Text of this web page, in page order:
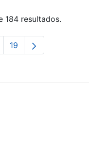
184 resultados.
intermedias Use
Páxina
19